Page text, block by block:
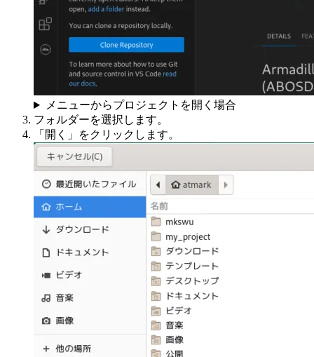
メニューからプロジェクトを開く場合
フォルダーを選択します。
「開く」をクリックします。